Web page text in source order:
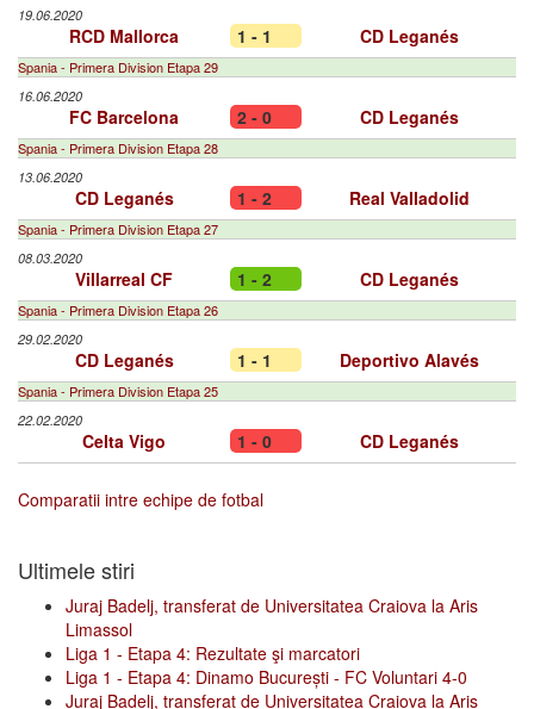
19.06.2020
RCD Mallorca 1 - 1 CD Leganés
Spania - Primera Division Etapa 29
16.06.2020
FC Barcelona 2 - 0 CD Leganés
Spania - Primera Division Etapa 28
13.06.2020
CD Leganés 1 - 2 Real Valladolid
Spania - Primera Division Etapa 27
08.03.2020
Villarreal CF 1 - 2 CD Leganés
Spania - Primera Division Etapa 26
29.02.2020
CD Leganés 1 - 1 Deportivo Alavés
Spania - Primera Division Etapa 25
22.02.2020
Celta Vigo 1 - 0 CD Leganés
Comparatii intre echipe de fotbal
Ultimele stiri
Juraj Badelj, transferat de Universitatea Craiova la Aris
Limassol
Liga 1 - Etapa 4: Rezultate şi marcatori
Liga 1 - Etapa 4: Dinamo București - FC Voluntari 4-0
Juraj Badelj, transferat de Universitatea Craiova la Aris